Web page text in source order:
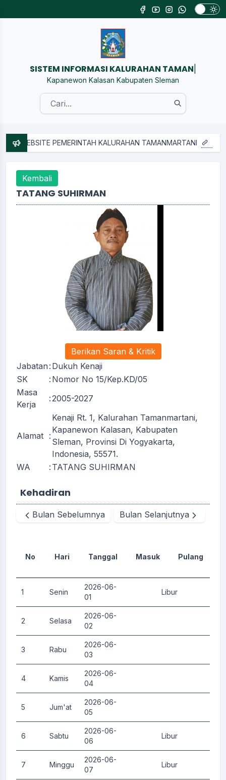
SISTEM INF|
Kapanewon Kalasan Kabupaten Sleman
PEMERINTAH KALURAHAN TAMANMARTANI
Kembali
TATANG SUHIRMAN
Berikan Saran & Kritik
Jabatan : Dukuh Kenaji
SK
: Nomor No 15/Kep.KD/05
Masa
Kerja
:2005-2027
Alamat :
Kenaji Rt. 1, Kalurahan Tamanmartani,
Kapanewon Kalasan, Kabupaten
Sleman, Provinsi Di Yogyakarta,
Indonesia, 55571.
WA
: TATANG SUHIRMAN
Kehadiran
Bulan Sebelumnya Bulan Selanjutnya
No Hari Tanggal Masuk
Pulang
1 Senin
2026-06-
01
Libur
2 Selasa
2026-06-
02
3 Rabu
2026-06-
03
4 Kamis
2026-06-
04
5 Jum'at
2026-06-
05
6 Sabtu
2026-06-
06
Libur
7 Minggu
2026-06-
07
Libur